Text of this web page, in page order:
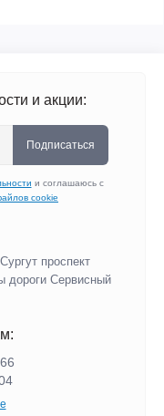
и акции:
Подписаться
и соглашаюсь с
cookie
проспект
дороги Сервисный